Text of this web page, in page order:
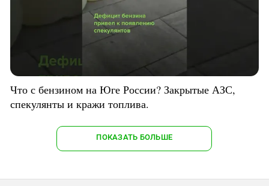
Что с бензином на Юге России? Закрытые АЗС,
спекулянты и кражи топлива.
ПОКАЗАТЬ БОЛЬШЕ